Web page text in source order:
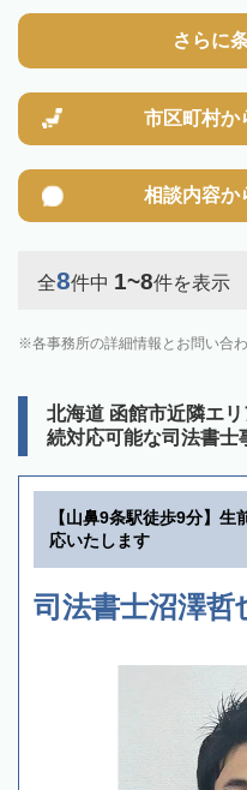
さらに
市区町村か
相談内容か
全8件中 1~8件を表示
各事務所の詳細情報とお問い合
北海道 函館市近隣エ
続対応可能な司法書士
【山鼻9条駅徒歩9分】
応いたします
司法書士沼澤哲